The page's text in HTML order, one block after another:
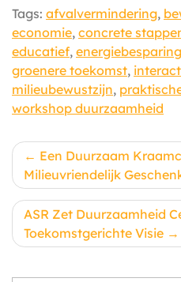
Tags: afvalvermindering,
economie, concrete
educatief, energiebesparing
groenere toekomst,
milieubewustzijn,
workshop duurzaamheid
Een Duurzaam
Milieuvriendelijk
ASR Zet Duurzaamheid
Toekomstgerichte Visie